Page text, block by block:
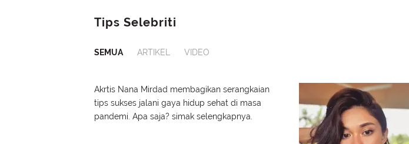
Tips Selebriti
SEMUA ARTIKEL VIDEO
Akrtis Nana Mirdad membagikan serangkaian
tips sukses jalani gaya hidup sehat di masa
pandemi. Apa saja? simak selengkapnya.